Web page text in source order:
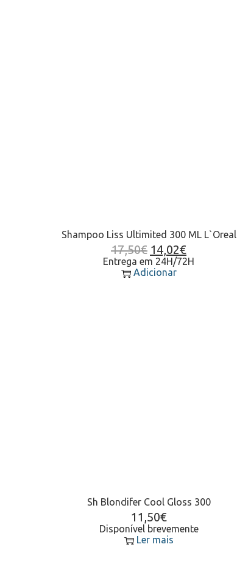
Shampoo Liss Ultimited 300 ML L`Oreal
17,50€ 14,02€
Entrega em 24H/72H
Adicionar
Sh Blondifer Cool Gloss 300
11,50€
Disponível brevemente
Ler mais